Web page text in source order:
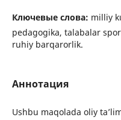
Ключевые слова: milliy
pedagogika, talabalar
ruhiy barqarorlik.
Аннотация
Ushbu maqolada oliy